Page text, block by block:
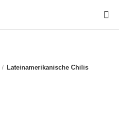
Lateinamerikanische Chilis